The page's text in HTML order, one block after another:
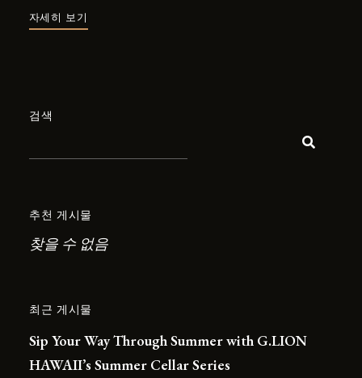
자세히 보기
검색
추천 게시물
찾을 수 없음
최근 게시물
Sip Your Way Through Summer with G.LION
HAWAII’s Summer Cellar Series